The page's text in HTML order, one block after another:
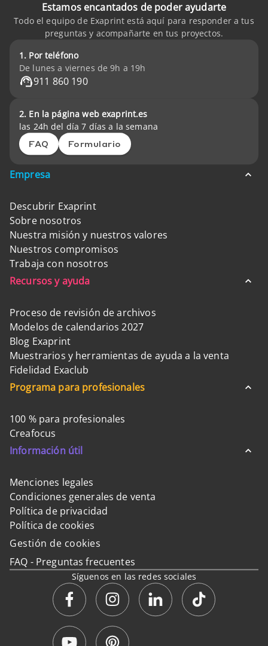
Estamos encantados de poder ayudarte
Todo el equipo de Exaprint está aquí para responder a tus
preguntas y acompañarte en tus proyectos.
1. Por teléfono
De lunes a viernes de 9h a 19h
911 860 190
2. En la página web exaprint.es
las 24h del día 7 días a la semana
FAQ Formulario
Empresa
Descubrir Exaprint
Sobre nosotros
Nuestra misión y nuestros valores
Nuestros compromisos
Trabaja con nosotros
Recursos y ayuda
Proceso de revisión de archivos
Modelos de calendarios 2027
Blog Exaprint
Muestrarios y herramientas de ayuda a la venta
Fidelidad Exaclub
Programa para profesionales
100 % para profesionales
Creafocus
Información útil
Menciones legales
Condiciones generales de venta
Política de privacidad
Política de cookies
Gestión de cookies
FAQ - Preguntas frecuentes
Síguenos en las redes sociales